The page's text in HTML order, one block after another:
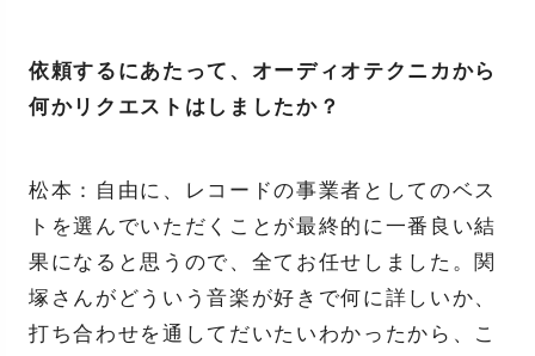
依頼するにあたって、オーディオテクニカから
何かリクエストはしましたか？
松本：自由に、レコードの事業者としてのベス
トを選んでいただくことが最終的に一番良い結
果になると思うので、全てお任せしました。関
塚さんがどういう音楽が好きで何に詳しいか、
打ち合わせを通してだいたいわかったから、こ